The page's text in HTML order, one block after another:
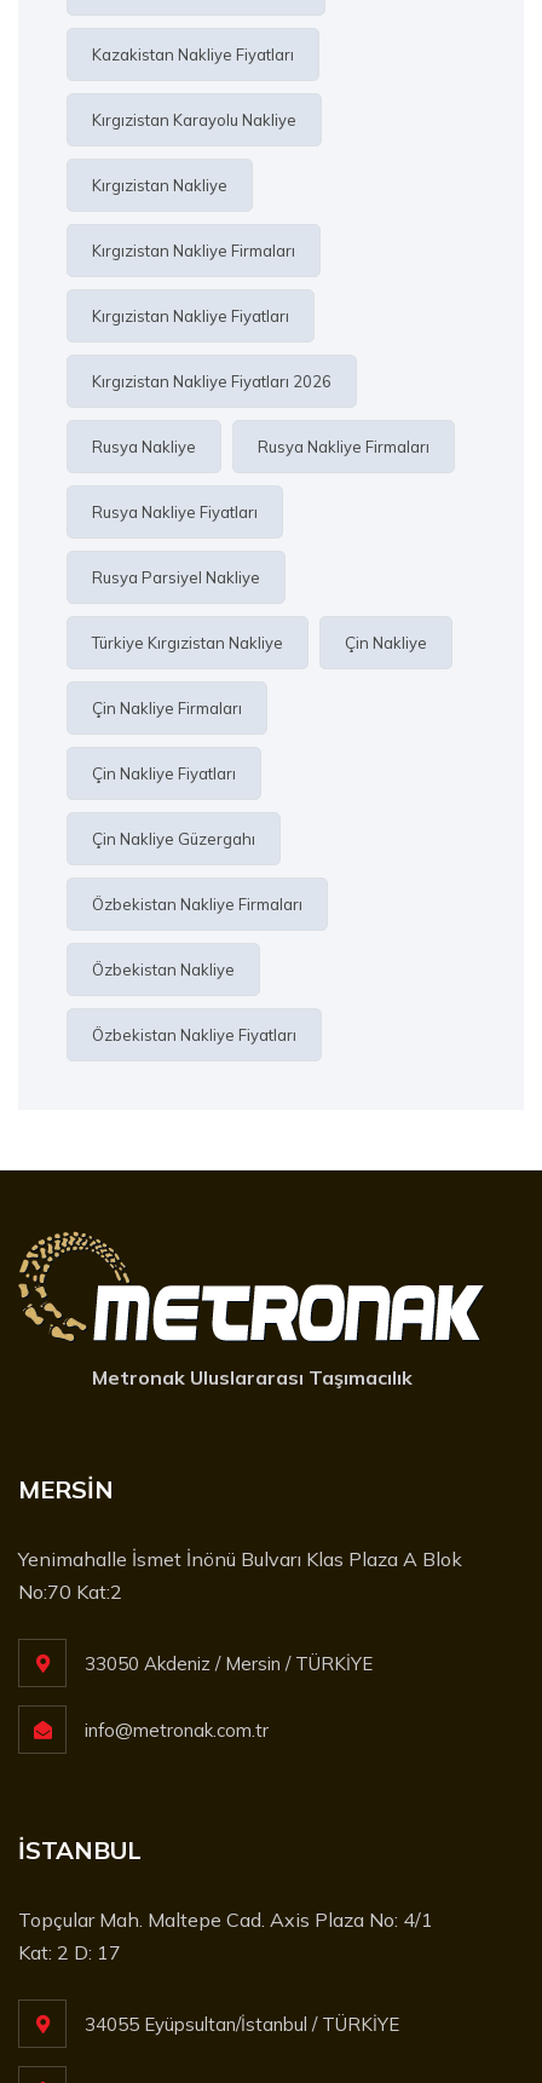
Kazakistan Nakliye Fiyatları
Kırgızistan Karayolu Nakliye
Kırgızistan Nakliye
Kırgızistan Nakliye Firmaları
Kırgızistan Nakliye Fiyatları
Kırgızistan Nakliye Fiyatları 2026
Rusya Nakliye Rusya Nakliye Firmaları
Rusya Nakliye Fiyatları
Rusya Parsiyel Nakliye
Türkiye Kırgızistan Nakliye Çin Nakliye
Çin Nakliye Firmaları
Çin Nakliye Fiyatları
Çin Nakliye Güzergahı
Özbekistan Nakliye Firmaları
Özbekistan Nakliye
Özbekistan Nakliye Fiyatları
Metronak Uluslararası Taşımacılık
MERSİN
Yenimahalle İsmet İnönü Bulvarı Klas Plaza A Blok
No:70 Kat:2
33050 Akdeniz / Mersin / TÜRKİYE
info@metronak.com.tr
İSTANBUL
Topçular Mah. Maltepe Cad. Axis Plaza No: 4/1
Kat: 2 D: 17
34055 Eyüpsultan/İstanbul / TÜRKİYE